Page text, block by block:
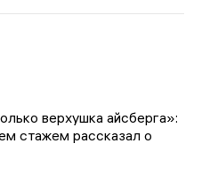
верхушка айсберга»:
стажем рассказал о